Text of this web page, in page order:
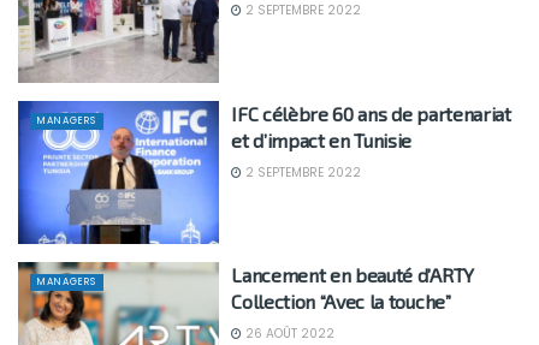
2 SEPTEMBRE 2022
MANAGERS
IFC célèbre 60 ans de partenariat
et d’impact en Tunisie
2 SEPTEMBRE 2022
MANAGERS
Lancement en beauté d’ARTY
Collection “Avec la touche”
26 AOÛT 2022